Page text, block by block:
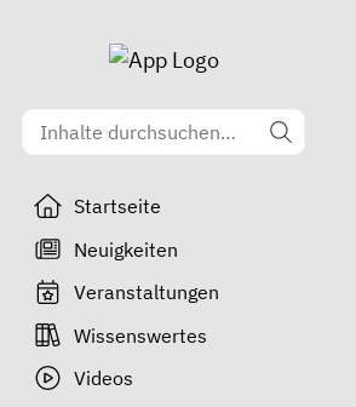
Startseite
Neuigkeiten
Veranstaltungen
Wissenswertes
Videos